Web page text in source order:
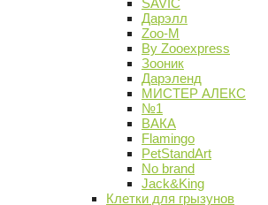
SAVIC
Дарэлл
Zoo-M
By Zooexpress
Зооник
Дарэленд
МИСТЕР АЛЕКС
№1
ВАКА
Flamingo
PetStandArt
No brand
Jack&King
Клетки для грызунов